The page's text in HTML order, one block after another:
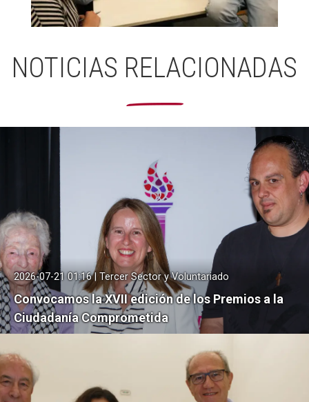
NOTICIAS RELACIONADAS
Convocamos la XVII edición de los Premios a la
Ciudadanía Comprometida
2026-07-21 01:16 | Tercer Sector y Voluntariado